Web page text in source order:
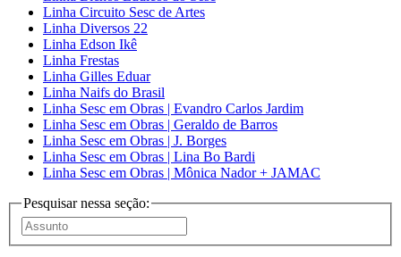
Linha Circuito Sesc de Artes
Linha Diversos 22
Linha Edson Ikê
Linha Frestas
Linha Gilles Eduar
Linha Naifs do Brasil
Linha Sesc em Obras | Evandro Carlos Jardim
Linha Sesc em Obras | Geraldo de Barros
Linha Sesc em Obras | J. Borges
Linha Sesc em Obras | Lina Bo Bardi
Linha Sesc em Obras | Mônica Nador + JAMAC
Pesquisar nessa seção: